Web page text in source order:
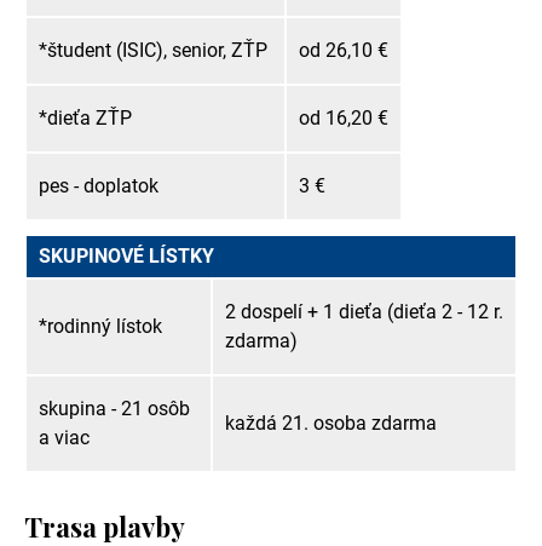
*študent (ISIC), senior, ZŤP od 26,10 €
*dieťa ZŤP od 16,20 €
pes - doplatok 3 €
SKUPINOVÉ LÍSTKY
*rodinný lístok
2 dospelí + 1 dieťa (dieťa 2 - 12 r.
zdarma)
skupina - 21 osôb
a viac
každá 21. osoba zdarma
Trasa plavby